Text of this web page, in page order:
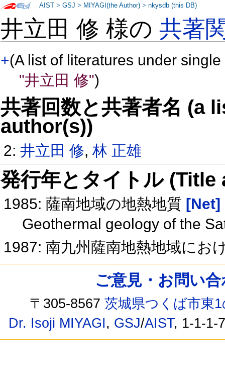
井立田 修 様の共著
+(A list of literatures under
"井立田 修")
共著回数と共著者名 (a
author(s))
2:井立田 修,林 正雄
発行年とタイトル
1985: 薩南地域の地熱地質 [Net]
Geothermal geology of the
1987: 南九州薩南地熱地域にお
AIST >GSJ > MIYAGI(the Author) >nkysdb (this DB)
ご意見・お問い
〒305-8567茨城県つくば市東
Dr. Isoji MIYAGI, GSJ/AIST, 1-1-1-